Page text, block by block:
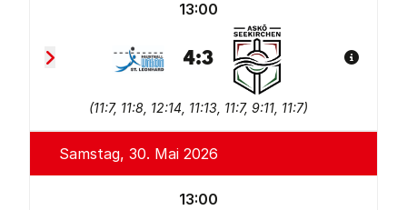
13:00
Union tgaplan St. Leonhard
4:3 ASKÖ Seekirchen
(11:7, 11:8, 12:14, 11:13, 11:7, 9:11, 11:7)
Spiel
Samstag, 30. Mai 2026
13:00